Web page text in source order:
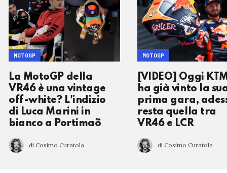
La MotoGP della
VR46 è una vintage
off-white? L'indizio
di Luca Marini in
bianco a Portimaõ
di Cosimo Curatola
MOTOGP
[VIDEO] Oggi
ha già vinto la
prima gara,
resta quella tra
VR46 e LCR
di Cosimo Curatola
MOTOGP